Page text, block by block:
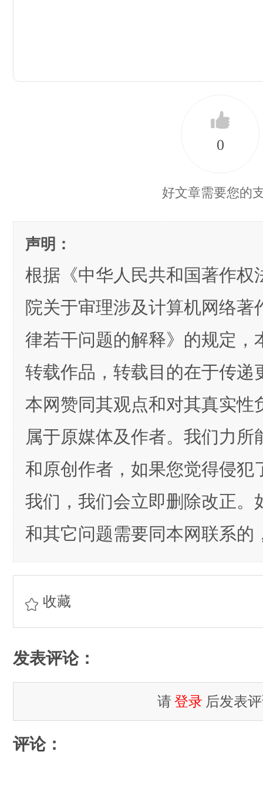
0
好文章需要您的
声明：
根据《中华人民共和国著作权
院关于审理涉及计算机网络著
律若干问题的解释》的规定，
转载作品，转载目的在于传递
本网赞同其观点和对其真实性
属于原媒体及作者。我们力所
和原创作者，如果您觉得侵犯
我们，我们会立即删除改正。
和其它问题需要同本网联系的
收藏
发表评论：
请 登录 后发表
评论：